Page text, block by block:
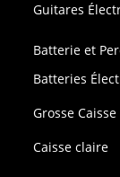
Guitares
Batterie et
Batteries
Grosse Caisse
Caisse claire